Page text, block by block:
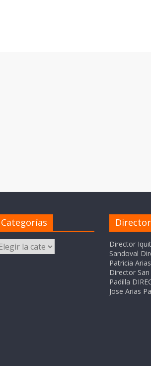
Categorías
Director
Sandoval
Patricia
Director
Padilla
Jose Arias